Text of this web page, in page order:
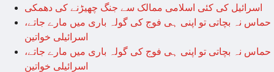
اسرائیل کی کئی اسلامی ممالک سے جنگ چھیڑنے کی دھمکی
حماس نہ بچاتی تو اپنی ہی فوج کی گولہ باری میں مارے جاتے،
اسرائیلی خواتین
حماس نہ بچاتی تو اپنی ہی فوج کی گولہ باری میں مارے جاتے،
اسرائیلی خواتین